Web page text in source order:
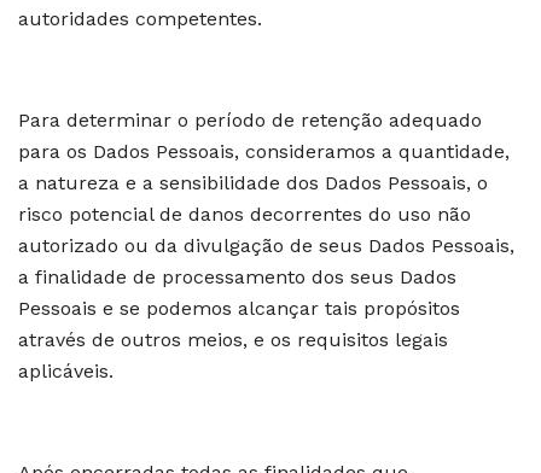
autoridades competentes.
Para determinar o período de retenção adequado
para os Dados Pessoais, consideramos a quantidade,
a natureza e a sensibilidade dos Dados Pessoais, o
risco potencial de danos decorrentes do uso não
autorizado ou da divulgação de seus Dados Pessoais,
a finalidade de processamento dos seus Dados
Pessoais e se podemos alcançar tais propósitos
através de outros meios, e os requisitos legais
aplicáveis.